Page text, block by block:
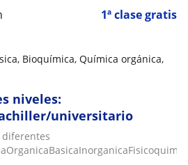
1ª clase gratis
Bioquímica, Química orgánica,
niveles:
universitario